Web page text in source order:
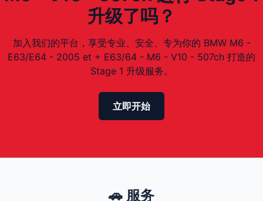
升级了吗？
加入我们的平台，享受专业、安全、专为你的 BMW M6 -
E63/E64 - 2005 et + E63/64 - M6 - V10 - 507ch 打造的
Stage 1 升级服务。
立即开始
🚗 服务